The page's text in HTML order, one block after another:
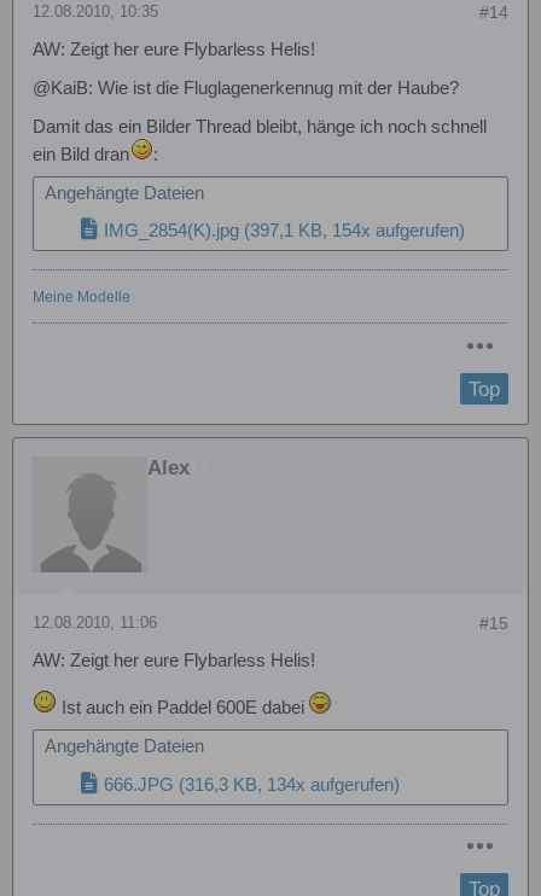
#14
12.08.2010, 10:35
AW: Zeigt her eure Flybarless Helis!
@KaiB: Wie ist die Fluglagenerkennug mit der Haube?
Damit das ein Bilder Thread bleibt, hänge ich noch schnell
ein Bild dran
:
Angehängte Dateien
IMG_2854(K).jpg (397,1 KB, 154x aufgerufen)
Meine Modelle
Top
Alex
#15
12.08.2010, 11:06
AW: Zeigt her eure Flybarless Helis!
Ist auch ein Paddel 600E dabei
Angehängte Dateien
666.JPG (316,3 KB, 134x aufgerufen)
Top